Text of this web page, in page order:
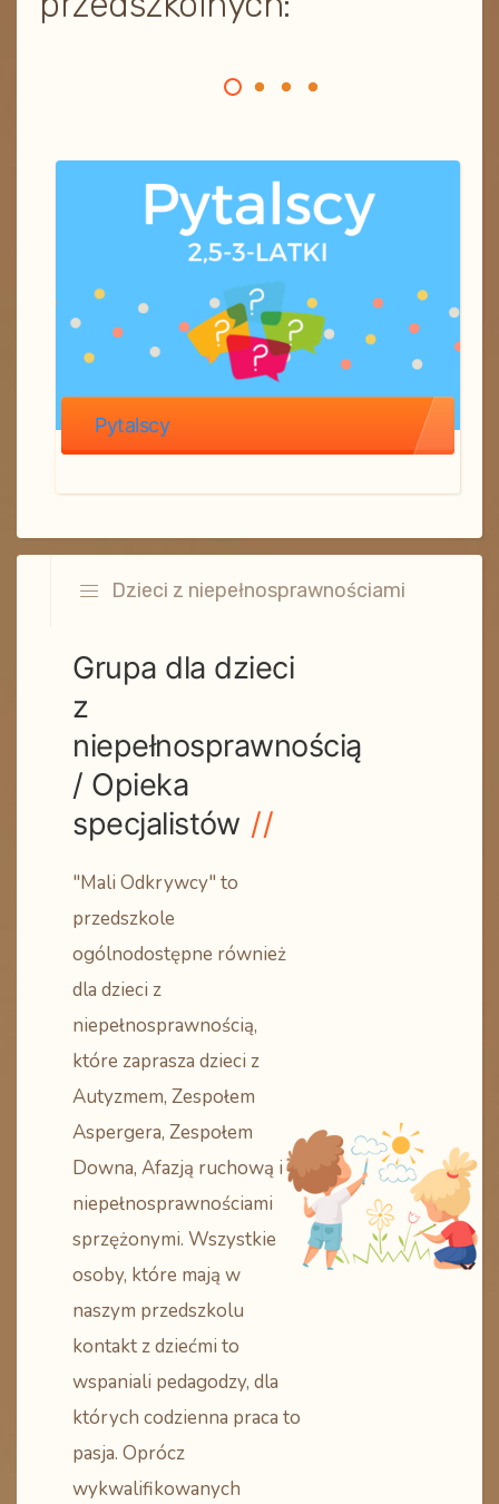
Pytalscy
Dzieci z niepełnosprawnościami
Grupa dla dzieci
z
niepełnosprawnością
/ Opieka
specjalistów
"Mali Odkrywcy" to
przedszkole
ogólnodostępne również
dla dzieci z
niepełnosprawnością,
które zaprasza dzieci z
Autyzmem, Zespołem
Aspergera, Zespołem
Downa, Afazją ruchową i
niepełnosprawnościami
sprzężonymi. Wszystkie
osoby, które mają w
naszym przedszkolu
kontakt z dziećmi to
wspaniali pedagodzy, dla
których codzienna praca to
pasja. Oprócz
wykwalifikowanych